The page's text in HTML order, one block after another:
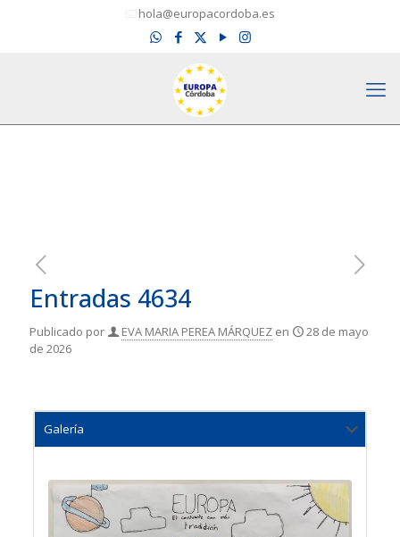
hola@europacordoba.es
Entradas 4634
Publicado por EVA MARIA PEREA MÁRQUEZ en
28 de mayo
de 2026